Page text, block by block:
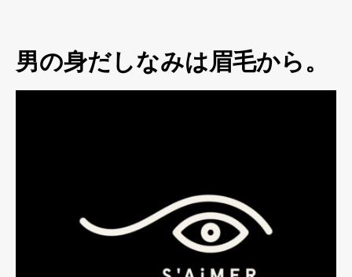
男の身だしなみは眉毛から。